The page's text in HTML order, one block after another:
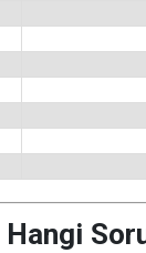
Hangi